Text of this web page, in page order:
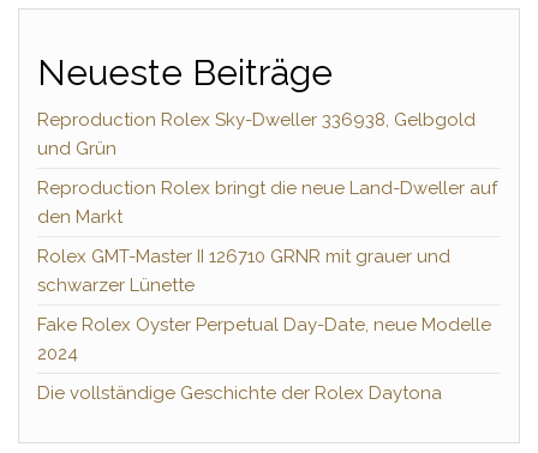
Neueste Beiträge
Reproduction Rolex Sky-Dweller 336938, Gelbgold
und Grün
Reproduction Rolex bringt die neue Land-Dweller auf
den Markt
Rolex GMT-Master II 126710 GRNR mit grauer und
schwarzer Lünette
Fake Rolex Oyster Perpetual Day-Date, neue Modelle
2024
Die vollständige Geschichte der Rolex Daytona